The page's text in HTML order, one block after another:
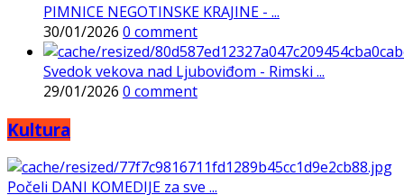
PIMNICE NEGOTINSKE KRAJINE - ...
30/01/2026 0 comment
Svedok vekova nad Ljuboviđom - Rimski ...
29/01/2026 0 comment
Kultura
Počeli DANI KOMEDIJE za sve ...